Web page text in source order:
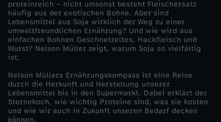
l
r
p
o
proteinreich – nicht umsonst besteht Fleischersatz
häufig aus der exotischen Bohne. Aber sind
Lebensmittel aus Soja wirklich der Weg zu einer
umweltfreundlichen Ernährung? Und wie wird aus
einfachen Bohnen Geschnetzeltes, Hackfleisch und
Wurst? Nelson Müller zeigt, warum Soja so vielfältig
ist.
Nelson Müllers Ernährungskompass ist eine Reise
durch die Herkunft und Herstellung unserer
Lebensmittel bis in den Supermarkt. Dabei erklärt der
Sternekoch, wie wichtig Proteine sind, was sie kosten
und wie wir auch in Zukunft unseren Bedarf decken
können.